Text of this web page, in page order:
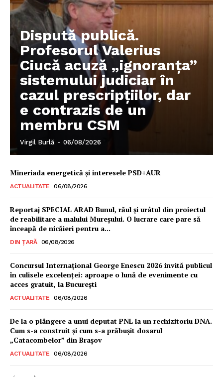
Dispută publică.
Profesorul Valerius
Ciucă acuză „ignoranța”
sistemului judiciar în
cazul prescripțiilor, dar
e contrazis de un
membru CSM
Virgil Burlă - 06/08/2026
Mineriada energetică și interesele PSD+AUR
ACTUALITATE 06/08/2026
Reportaj SPECIAL ARAD Bunul, răul și urâtul din proiectul
de reabilitare a malului Mureșului. O lucrare care pare să
înceapă de nicăieri pentru a...
DIN ȚARĂ 06/08/2026
Concursul Internațional George Enescu 2026 invită publicul
în culisele excelenței: aproape o lună de evenimente cu
acces gratuit, la București
ACTUALITATE 06/08/2026
De la o plângere a unui deputat PNL la un rechizitoriu DNA.
Cum s-a construit și cum s-a prăbușit dosarul
„Catacombelor” din Brașov
ACTUALITATE 06/08/2026